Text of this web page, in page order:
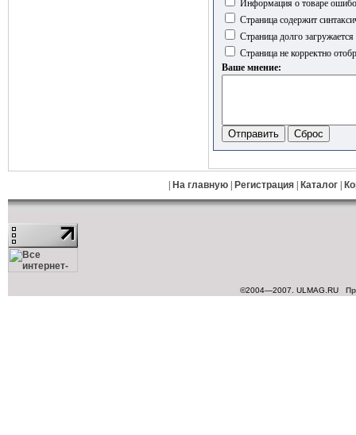
Информация о товаре
Страница содержит
Страница долго загружается
Страница не корректно
Ваше мнение:
На главную| Регистрация| Каталог|
©2004—2007. ULMAG.RU